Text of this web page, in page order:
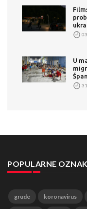
U
POPULARNE
grude koronavirus